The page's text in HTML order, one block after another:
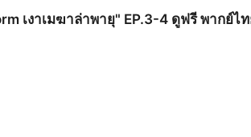
เงาเมฆาล่าพายุ" EP.3-4 ดูฟรี พากย์ไ